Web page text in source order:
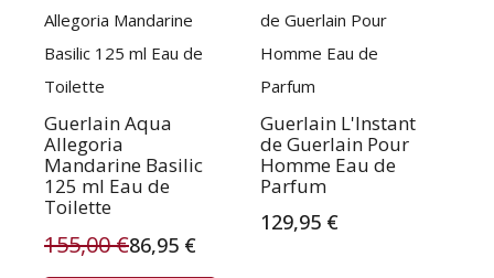
Guerlain Aqua
Allegoria
Mandarine Basilic
125 ml Eau de
Toilette
155,00€
Oorspronkelijke
86,95 €
Huidige
Guerlain L'Instant
de Guerlain Pour
Homme Eau de
Parfum
129,95 €
product
heeft
meerdere
variaties.
Deze
optie
kan